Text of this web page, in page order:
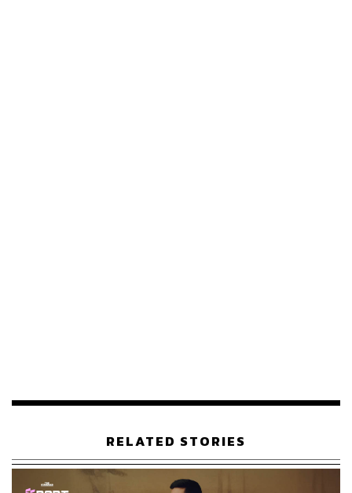
RELATED STORIES